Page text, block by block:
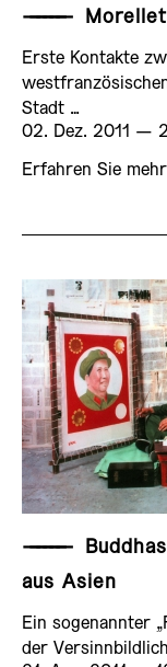
——————
Erste Kontakte
Stadt …
02. Dez. 2011 ­—
Erfahren Sie mehr
——————
aus Asien
Ein sogenannter
der